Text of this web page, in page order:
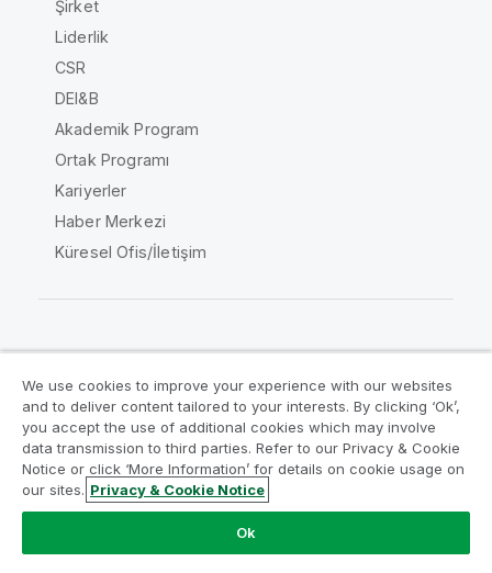
Şirket
Liderlik
CSR
DEI&B
Akademik Program
Ortak Programı
Kariyerler
Haber Merkezi
Küresel Ofis/İletişim
Yasal sözleşmeler
Ürün Koşulları
Legal Policies
Legal Policies
Kullanım koşulları
Ticari markalar
Do Not Share My Info
Telif Hakkı © 1993-2026 QlikTech International AB. Tüm
We use cookies to improve your experience with our websites
and to deliver content tailored to your interests. By clicking ‘Ok’,
you accept the use of additional cookies which may involve
data transmission to third parties. Refer to our Privacy & Cookie
Notice or click ‘More Information’ for details on cookie usage on
our sites. Privacy & Cookie Notice
Ok